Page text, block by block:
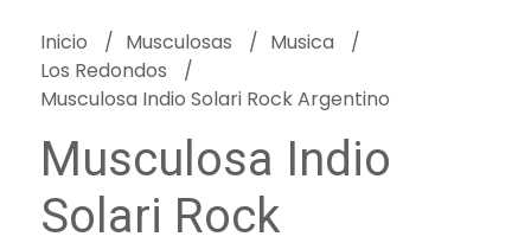
Inicio Musculosas
Musica
Los Redondos
Musculosa Indio Solari Rock Argentino
Musculosa Indio
Solari Rock